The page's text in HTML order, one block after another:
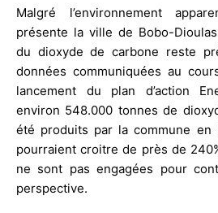
Malgré l’environnement
présente la ville de Bobo-
du dioxyde de carbone reste
données communiquées au
lancement du plan d’action
environ 548.000 tonnes de
été produits par la commune en
pourraient croitre de près de
ne sont pas engagées pour
perspective.